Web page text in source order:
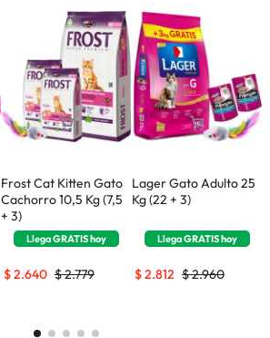
Frost Cat Kitten Gato
Cachorro 10,5 Kg (7,5
+ 3)
LlegaGRATIShoy
$2.779
$2.640
Lager Gato Adulto 25
Kg (22 + 3)
LlegaGRATIShoy
$2.960
$2.812